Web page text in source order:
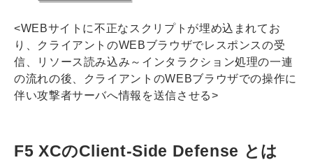
<WEBサイトに不正なスクリプトが埋め込まれてお
り、クライアントのWEBブラウザでレスポンスの受
信、リソース読み込み～インタラクション処理の一連
の流れの後、クライアントのWEBブラウザでの操作に
伴い攻撃者サーバへ情報を送信させる>
F5 XCのClient-Side Defense とは